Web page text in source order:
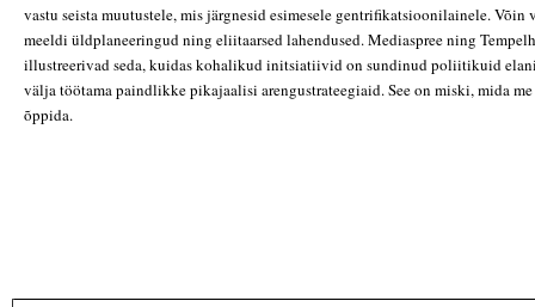
vastu seista muutustele, mis järgnesid esimesele gentrifikatsioonilainele.
meeldi üldplaneeringud ning eliitaarsed lahendused. Mediaspree ning
illustreerivad seda, kuidas kohalikud initsiatiivid on sundinud poliitikuid
välja töötama paindlikke pikajaalisi arengustrateegiaid. See on miski, mida
õppida.